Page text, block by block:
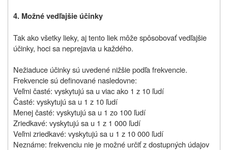
4. Možné vedľajšie účinky
Tak ako všetky lieky, aj tento liek môže spôsobovať vedľajšie
účinky, hoci sa neprejavia u každého.
Nežiaduce účinky sú uvedené nižšie podľa frekvencie.
Frekvencie sú definované nasledovne:
Veľmi časté: vyskytujú sa u viac ako 1 z 10 ľudí
Časté: vyskytujú sa u 1 z 10 ľudí
Menej časté: vyskytujú sa u 1 zo 100 ľudí
Zriedkavé: vyskytujú sa u 1 z 1 000 ľudí
Veľmi zriedkavé: vyskytujú sa u 1 z 10 000 ľudí
Neznáme: frekvenciu nie je možné určiť z dostupných údajov